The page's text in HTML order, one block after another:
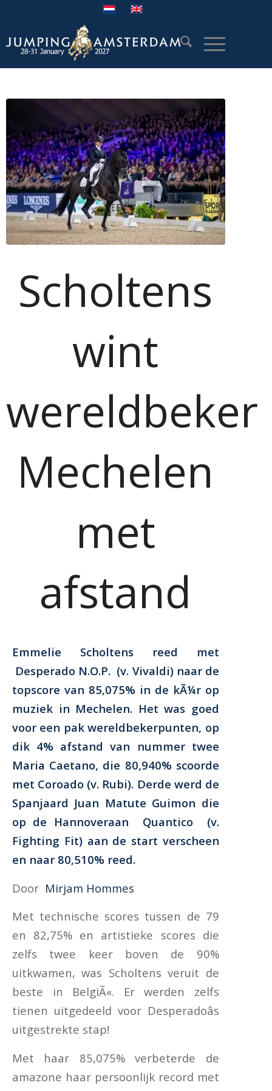
Scholtens
wint
wereldbeker
Mechelen
met
afstand
Emmelie Scholtens reed met
Desperado N.O.P. (v. Vivaldi) naar de
topscore van 85,075% in de kÃ¼r op
muziek in Mechelen. Het was goed
voor een pak wereldbekerpunten, op
dik 4% afstand van nummer twee
Maria Caetano, die 80,940% scoorde
met Coroado (v. Rubi). Derde werd de
Spanjaard Juan Matute Guimon die
op de Hannoveraan Quantico(v.
Fighting Fit) aan de start verscheen
en naar 80,510% reed.
Door Mirjam Hommes
Met technische scores tussen de 79
en 82,75% en artistieke scores die
zelfs twee keer boven de 90%
uitkwamen, was Scholtens veruit de
beste in BelgiÃ«. Er werden zelfs
tienen uitgedeeld voor Desperadoâs
uitgestrekte stap!
Met haar 85,075% verbeterde de
amazone haar persoonlijk record met